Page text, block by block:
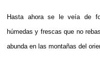
Hasta ahora se le veía de
húmedas y frescas que no
abunda en las montañas del